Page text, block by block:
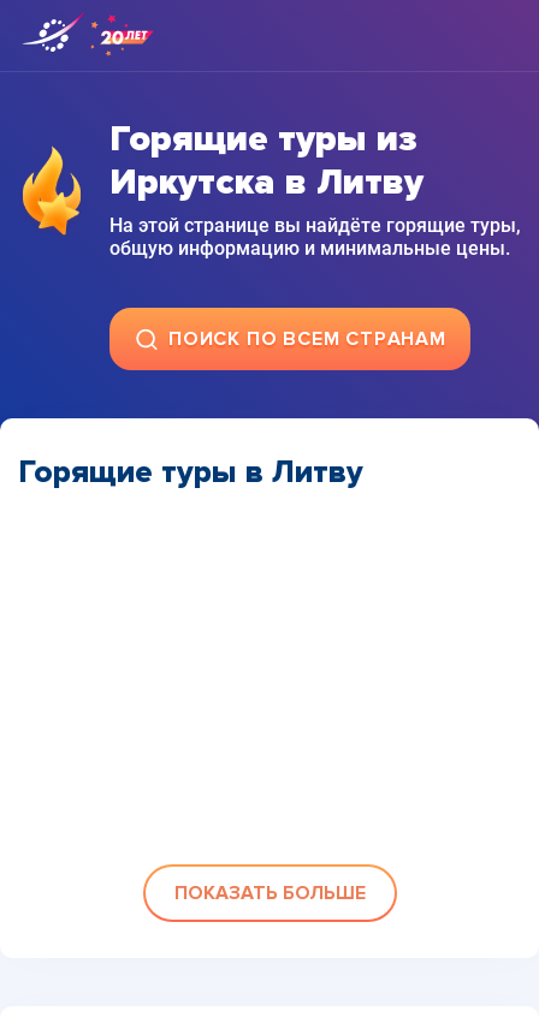
Горящие туры из
Иркутска в Литву
На этой странице вы найдёте горящие туры,
общую информацию и минимальные цены.
ПОИСК ПО ВСЕМ СТРАНАМ
Горящие туры в Литву
ПОКАЗАТЬ БОЛЬШЕ